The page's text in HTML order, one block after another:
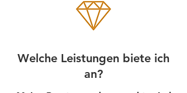
Welche Leistungen biete ich
an?